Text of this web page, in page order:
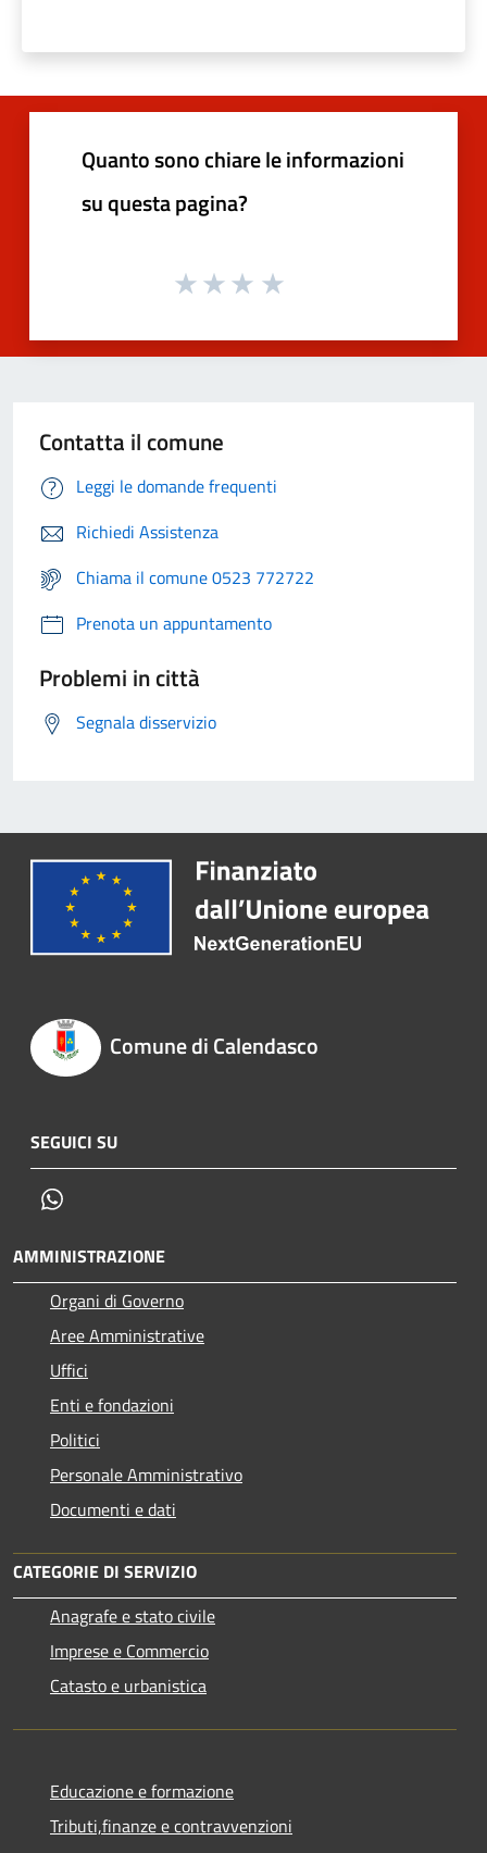
Quanto sono chiare le informazioni
su questa pagina?
Contatta il comune
Leggi le domande frequenti
Richiedi Assistenza
Chiama il comune 0523 772722
Prenota un appuntamento
Problemi in città
Segnala disservizio
Comune di Calendasco
SEGUICI SU
AMMINISTRAZIONE
Organi di Governo
Aree Amministrative
Uffici
Enti e fondazioni
Politici
Personale Amministrativo
Documenti e dati
CATEGORIE DI SERVIZIO
Anagrafe e stato civile
Imprese e Commercio
Catasto e urbanistica
Educazione e formazione
Tributi,finanze e contravvenzioni